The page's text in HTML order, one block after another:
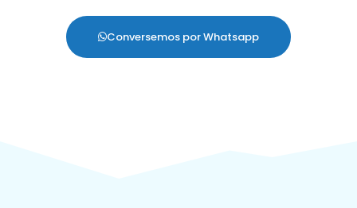
Conversemos por Whatsapp